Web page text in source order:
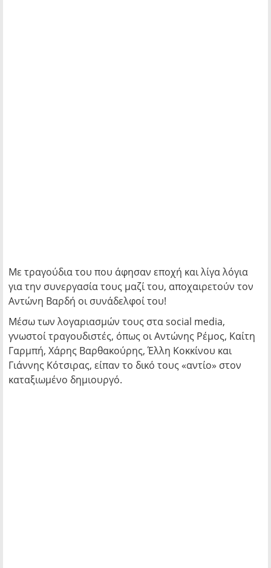
Mε τραγούδια του που άφησαν εποχή και λίγα λόγια
για την συνεργασία τους μαζί του, αποχαιρετούν τον
Αντώνη Βαρδή οι συνάδελφοί του!
Μέσω των λογαριασμών τους στα social media,
γνωστοί τραγουδιστές, όπως οι Αντώνης Ρέμος, Καίτη
Γαρμπή, Χάρης Βαρθακούρης, Έλλη Κοκκίνου και
Γιάννης Κότσιρας, είπαν το δικό τους «αντίο» στον
καταξιωμένο δημιουργό.